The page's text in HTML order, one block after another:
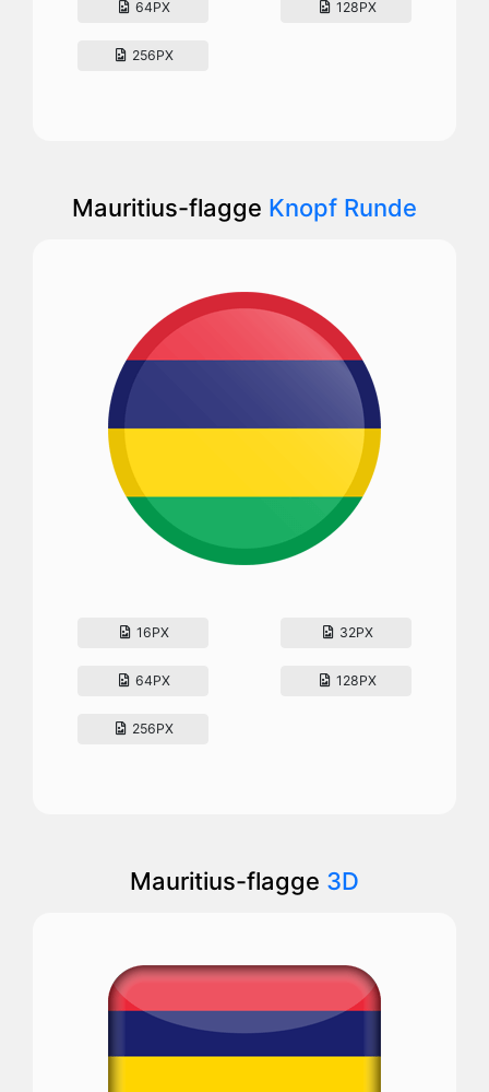
64PX 128PX
256PX
Mauritius-flagge Knopf Runde
16PX 32PX
64PX 128PX
256PX
Mauritius-flagge 3D